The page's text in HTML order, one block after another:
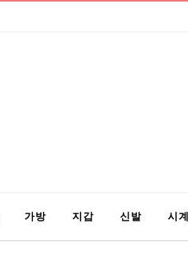
가방 지갑 신발 시계